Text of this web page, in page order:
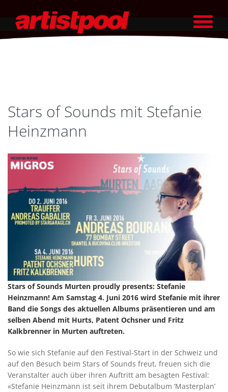
Stars of Sounds mit Stefanie
Heinzmann
Stars of Sounds Murten proudly presents: Stefanie
Heinzmann! Am Samstag 4. Juni 2016 wird Stefanie mit ihrer
Band die Songs des aktuellen Albums präsentieren und am
selben Abend mit Hurts, Patent Ochsner und Fritz
Kalkbrenner in Murten auftreten.
So wie sich Stefanie auf den Festival-Start in der Schweiz und
auf den Besuch beim Stars of Sounds freut, freuen sich die
Veranstalter auch über ihren Auftritt am besagten Festival:
«Stefanie Heinzmann ist seit ihrem Debutalbum ‘Masterplan’